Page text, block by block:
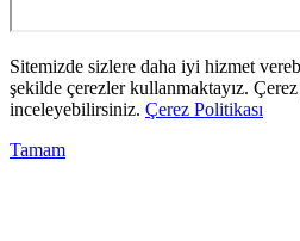
Sitemizde sizlere daha iyi hizmet
şekilde çerezler kullanmaktayız. Çerez
inceleyebilirsiniz. Çerez Politikası
Tamam